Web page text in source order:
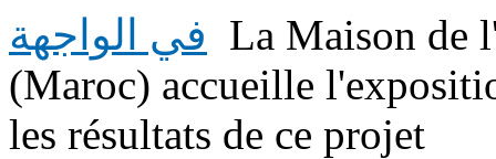
في الواجهة La Maison de
(Maroc) accueille
les résultats de ce projet